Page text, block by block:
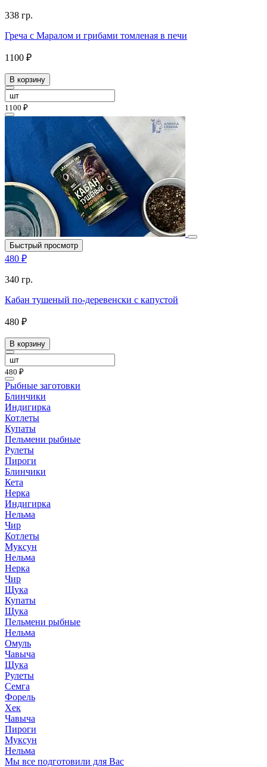
338 гр.
Греча с Маралом и грибами томленая в печи
1100 ₽
В корзину
1100 ₽
Быстрый просмотр
480 ₽
340 гр.
Кабан тушеный по-деревенски с капустой
480 ₽
В корзину
480 ₽
Рыбные заготовки
Блинчики
Индигирка
Котлеты
Купаты
Пельмени рыбные
Рулеты
Пироги
Блинчики
Кета
Нерка
Индигирка
Нельма
Чир
Котлеты
Муксун
Нельма
Нерка
Чир
Щука
Купаты
Щука
Пельмени рыбные
Нельма
Омуль
Чавыча
Щука
Рулеты
Семга
Форель
Хек
Чавыча
Пироги
Муксун
Нельма
Мы все подготовили для Вас